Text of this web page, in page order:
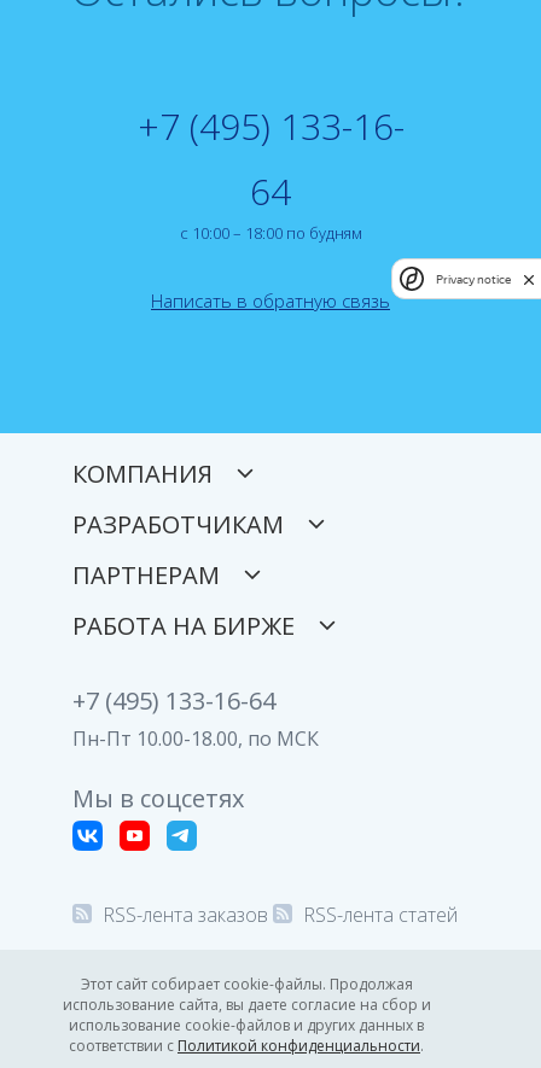
+7 (495) 133-16-
64
с 10:00 – 18:00 по будням
Написать в обратную связь
Этот сайт собирает cookie-файлы. Продолжая
использование сайта, вы даете согласие на сбор и
использование cookie-файлов и других данных в
соответствии с Политикой конфиденциальности.
КОМПАНИЯ
РАЗРАБОТЧИКАМ
ПАРТНЕРАМ
РАБОТА НА БИРЖЕ
+7 (495) 133-16-64
Пн-Пт 10.00-18.00, по МСК
Мы в соцсетях
RSS-лента заказов RSS-лента статей
© 2008-2026 Все права защищены.
Политика конфиденциальности
Privacy notice